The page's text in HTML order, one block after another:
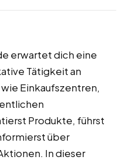
erwartet dich eine
Tätigkeit an
Einkaufszentren,
Produkte, führst
über
In dieser